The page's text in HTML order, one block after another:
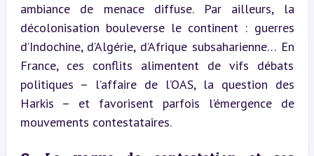
ambiance de menace diffuse. Par ailleurs, la
décolonisation bouleverse le continent : guerres
d’Indochine, d’Algérie, d’Afrique subsaharienne… En
France, ces conflits alimentent de vifs débats
politiques – l’affaire de l’OAS, la question des
Harkis – et favorisent parfois l’émergence de
mouvements contestataires.